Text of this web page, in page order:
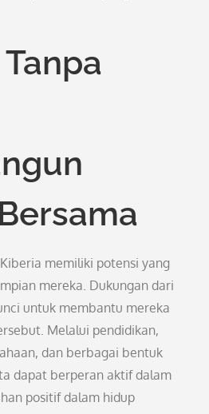
memiliki potensi yang
mereka. Dukungan dari
untuk membantu mereka
Melalui pendidikan,
dan berbagai bentuk
dapat berperan aktif dalam
positif dalam hidup